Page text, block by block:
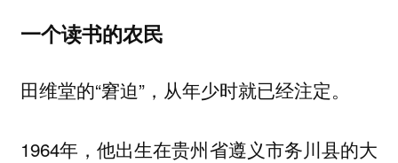
一个读书的农民
田维堂的“窘迫”，从年少时就已经注定。
1964年，他出生在贵州省遵义市务川县的大